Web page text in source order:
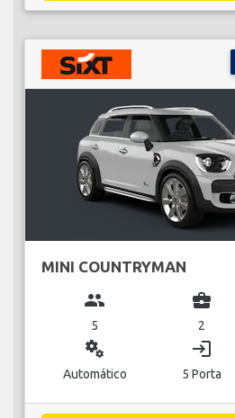
MINI COUNTRYMAN
group
5
business_center
2
miscellaneous_services
Automático
login
5 Porta